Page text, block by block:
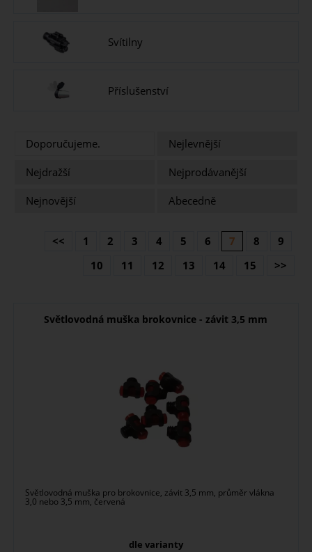
Svítilny
Příslušenství
Doporučujeme.
Nejlevnější
Nejdražší
Nejprodávanější
Nejnovější
Abecedně
<< 1 2 3 4 5 6 7 8
9
10
11 12 13 14 15 >>
Světlovodná muška brokovnice - závit 3,5 mm
Světlovodná muška pro brokovnice, závit 3,5 mm, průměr vlákna
3,0 nebo 3,5 mm, červená
dle varianty